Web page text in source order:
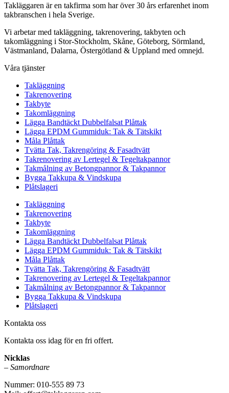
Takläggaren är en takfirma som har över 30 års erfarenhet inom
takbranschen i hela Sverige.
Vi arbetar med takläggning, takrenovering, takbyten och
takomläggning i Stor-Stockholm, Skåne, Göteborg, Sörmland,
Västmanland, Dalarna, Östergötland & Uppland med omnejd.
Våra tjänster
Takläggning
Takrenovering
Takbyte
Takomläggning
Lägga Bandtäckt Dubbelfalsat Plåttak
Lägga EPDM Gummiduk: Tak & Tätskikt
Måla Plåttak
Tvätta Tak, Takrengöring & Fasadtvätt
Takrenovering av Lertegel & Tegeltakpannor
Takmålning av Betongpannor & Takpannor
Bygga Takkupa & Vindskupa
Plåtslageri
Takläggning
Takrenovering
Takbyte
Takomläggning
Lägga Bandtäckt Dubbelfalsat Plåttak
Lägga EPDM Gummiduk: Tak & Tätskikt
Måla Plåttak
Tvätta Tak, Takrengöring & Fasadtvätt
Takrenovering av Lertegel & Tegeltakpannor
Takmålning av Betongpannor & Takpannor
Bygga Takkupa & Vindskupa
Plåtslageri
Kontakta oss
Kontakta oss idag för en fri offert.
Nicklas
– Samordnare
Nummer: 010-555 89 73